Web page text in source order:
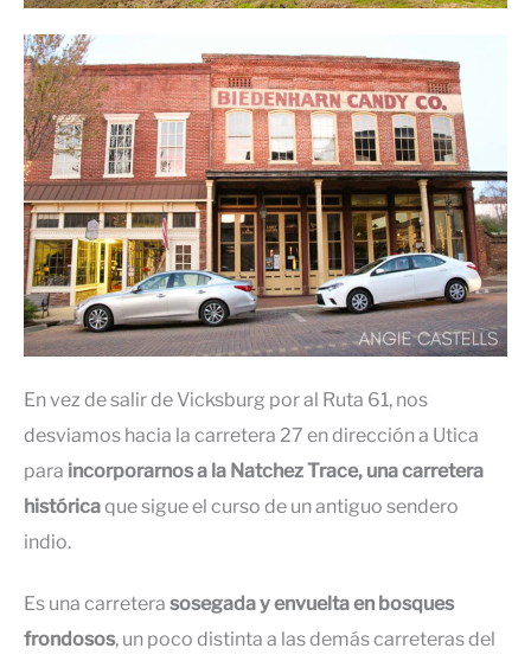
En vez de salir de Vicksburg por al Ruta 61, nos
desviamos hacia la carretera 27 en dirección a Utica
para incorporarnos a la Natchez Trace, una carretera
históricaque sigue el curso de un antiguo sendero
indio.
Es una carretera sosegada y envuelta en bosques
frondosos, un poco distinta a las demás carreteras del